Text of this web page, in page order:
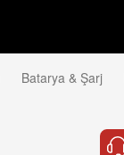
Batarya & Şarj